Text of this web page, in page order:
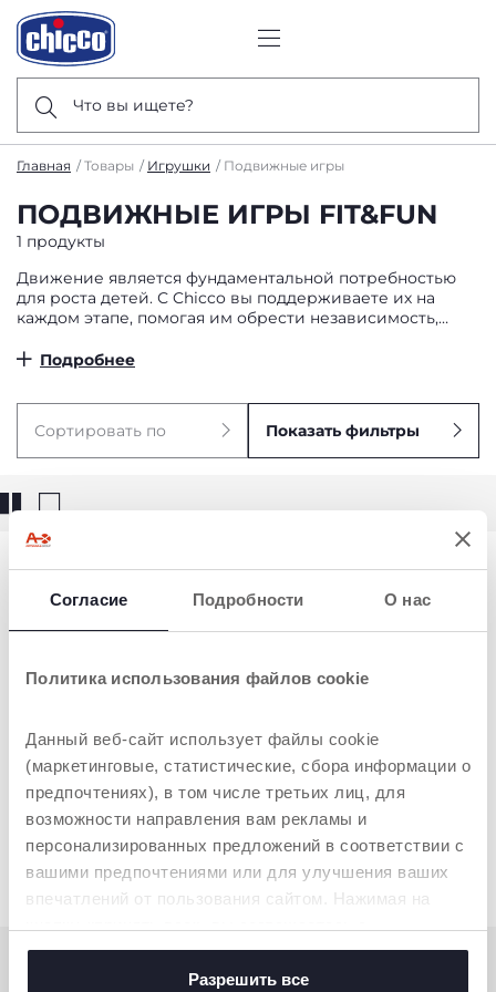
Согласие Подробности О нас
Политика использования файлов cookie
Данный веб-сайт использует файлы cookie
(маркетинговые, статистические, сбора информации о
предпочтениях), в том числе третьих лиц, для
возможности направления вам рекламы и
персонализированных предложений в соответствии с
вашими предпочтениями или для улучшения ваших
впечатлений от пользования сайтом. Нажимая на
размещением всех файлов cookie. Если вы желаете
получить больше информации или предоставить
Разрешить все
Что вы ищете?
Главная Товары Игрушки Подвижные игры
ПОДВИЖНЫЕ ИГРЫ FIT&FUN
1 продукты
Движение является фундаментальной потребностью
для роста детей. С Chicco вы поддерживаете их на
каждом этапе, помогая им обрести независимость,
Спортивные игры стимулируют физическую
или на свежем воздухе. Также откройте для себя
беговелы: они тренируют равновесие и чувство
Подробнее
Сортировать по Показать фильтры
Набор для боулинга
Monkey strike